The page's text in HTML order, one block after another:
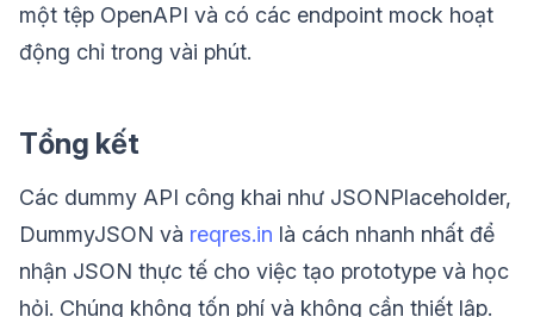
một tệp OpenAPI và có các endpoint mock hoạt
động chỉ trong vài phút.
Tổng kết
Các dummy API công khai như JSONPlaceholder,
DummyJSON và reqres.in là cách nhanh nhất để
nhận JSON thực tế cho việc tạo prototype và học
hỏi. Chúng không tốn phí và không cần thiết lập.